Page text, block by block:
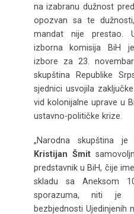
na izabranu dužnost
opozvan sa te
mandat nije prestao.
izborna komisija BiH
izbore za 23.
skupština Republike
sjednici usvojila
vid kolonijalne uprave u
ustavno-političke krize.
„Narodna skupština
Kristijan Šmit
predstavnik u BiH, čije
skladu sa Aneksom
sporazuma, niti je
bezbjednosti Ujedinjenih